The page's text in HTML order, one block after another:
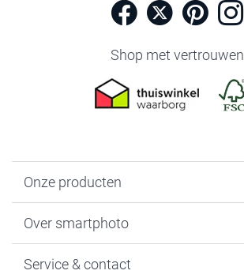
Shop met vertrouwen
Onze producten
Fotoboeken
Fotocadeaus
Over smartphoto
Vacatures
Service & contact